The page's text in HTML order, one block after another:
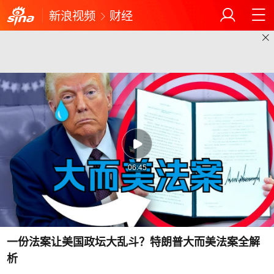
新浪视频 财经
06:45
一份法案让美国政坛大乱斗？特朗普大而美法案全解
析